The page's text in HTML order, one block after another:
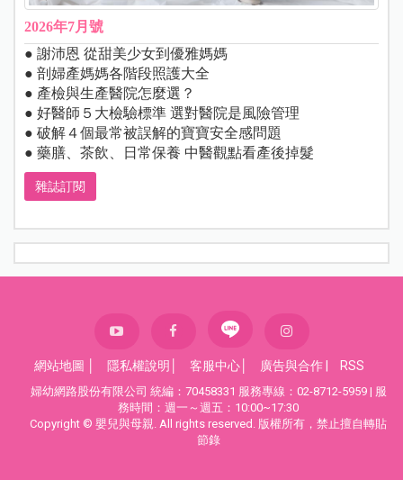
2026年7月號
● 謝沛恩 從甜美少女到優雅媽媽
● 剖婦產媽媽各階段照護大全
● 產檢與生產醫院怎麼選？
● 好醫師５大檢驗標準 選對醫院是風險管理
● 破解４個最常被誤解的寶寶安全感問題
● 藥膳、茶飲、日常保養 中醫觀點看產後掉髮
雜誌訂閱
網站地圖 隱私權說明 客服中心 廣告與合作 RSS
婦幼網路股份有限公司 統編：70458331 服務專線：02-8712-5959 | 服
務時間：週一～週五：10:00~17:30
Copyright © 嬰兒與母親. All rights reserved. 版權所有，禁止擅自轉貼
節錄